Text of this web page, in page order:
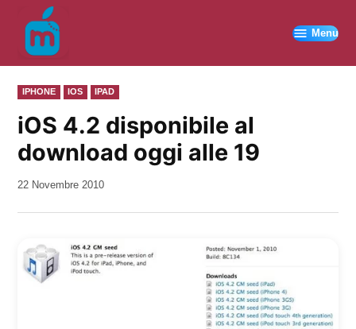
contenuto
Menu
PUBBLICATO
IN
IPHONE IOS IPAD
iOS 4.2 disponibile al
download oggi alle 19
da
22 Novembre 2010